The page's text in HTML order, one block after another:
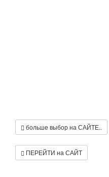
больше выбор на САЙТЕ..
ПЕРЕЙТИ на САЙТ